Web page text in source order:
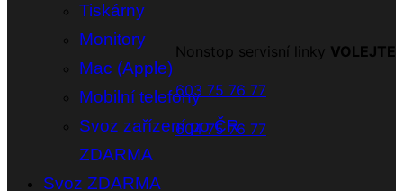
Tiskárny
Monitory
Mac (Apple)
Mobilní telefony
Svoz zařízení po ČR
ZDARMA
Svoz ZDARMA
Nonstop servisní linky VOLEJTE
603 75 76 77
604 75 76 77